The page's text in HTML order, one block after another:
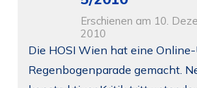
Erschienen am 10.
2010
Die HOSI Wien hat eine
Regenbogenparade gemacht.